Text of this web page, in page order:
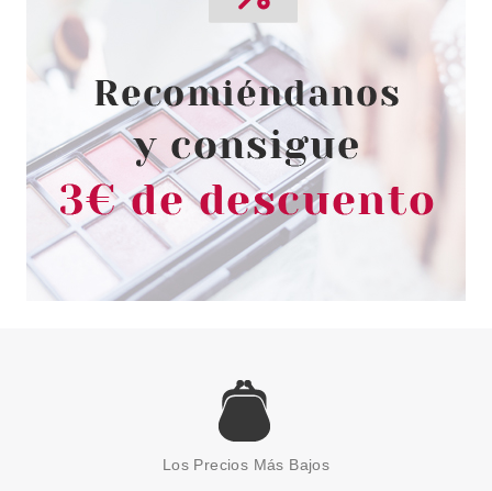
Los Precios Más Bajos